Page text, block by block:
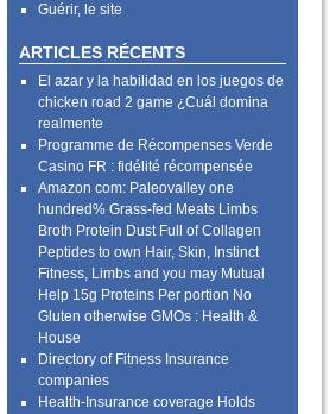
Guérir, le site
ARTICLES RÉCENTS
El azar y la habilidad en los juegos de
chicken road 2 game ¿Cuál domina
realmente
Programme de Récompenses Verde
Casino FR : fidélité récompensée
Amazon com: Paleovalley one
hundred% Grass-fed Meats Limbs
Broth Protein Dust Full of Collagen
Peptides to own Hair, Skin, Instinct
Fitness, Limbs and you may Mutual
Help 15g Proteins Per portion No
Gluten otherwise GMOs : Health &
House
Directory of Fitness Insurance
companies
Health-Insurance coverage Holds